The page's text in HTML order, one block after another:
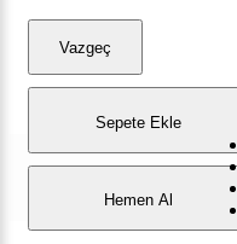
Vazgeç
Sepete Ekle
Hemen Al